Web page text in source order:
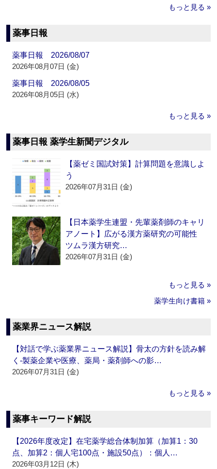
もっと見る »
薬事日報
薬事日報 2026/08/07
2026年08月07日 (金)
薬事日報 2026/08/05
2026年08月05日 (水)
もっと見る »
薬事日報 薬学生新聞デジタル
【薬ゼミ国試対策】計算問題を意識しよ
う
2026年07月31日 (金)
【日本薬学生連盟・先輩薬剤師のキャリ
アノート】広がる漢方薬研究の可能性
ツムラ漢方研究…
2026年07月31日 (金)
もっと見る »
薬学生向け書籍 »
薬業界ニュース解説
【対話で学ぶ薬業界ニュース解説】骨太の方針を読み解
く‐製薬企業や医療、薬局・薬剤師への影…
2026年07月31日 (金)
もっと見る »
薬事キーワード解説
【2026年度改定】在宅薬学総合体制加算（加算1：30
点、加算2：個人宅100点・施設50点）：個人…
2026年03月12日 (木)